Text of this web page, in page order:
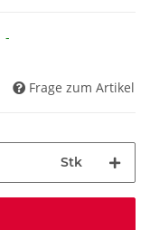
-
Frage zum Artikel
Stk